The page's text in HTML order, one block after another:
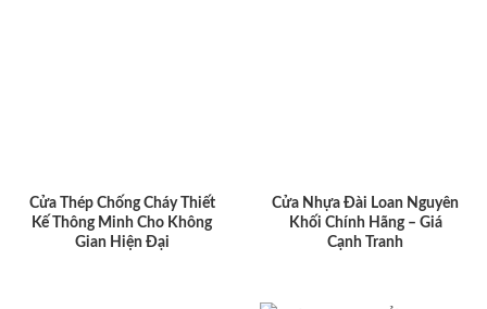
Cửa Thép Chống Cháy Thiết
Kế Thông Minh Cho Không
Gian Hiện Đại
Cửa Nhựa Đài Loan Nguyên
Khối Chính Hãng – Giá
Cạnh Tranh